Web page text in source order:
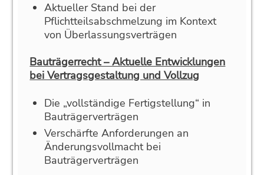
Aktueller Stand bei der
Pflichtteilsabschmelzung im Kontext
von Überlassungsverträgen
Bauträgerrecht – Aktuelle Entwicklungen
bei Vertragsgestaltung und Vollzug
Die „vollständige Fertigstellung“ in
Bauträgerverträgen
Verschärfte Anforderungen an
Änderungsvollmacht bei
Bauträgerverträgen